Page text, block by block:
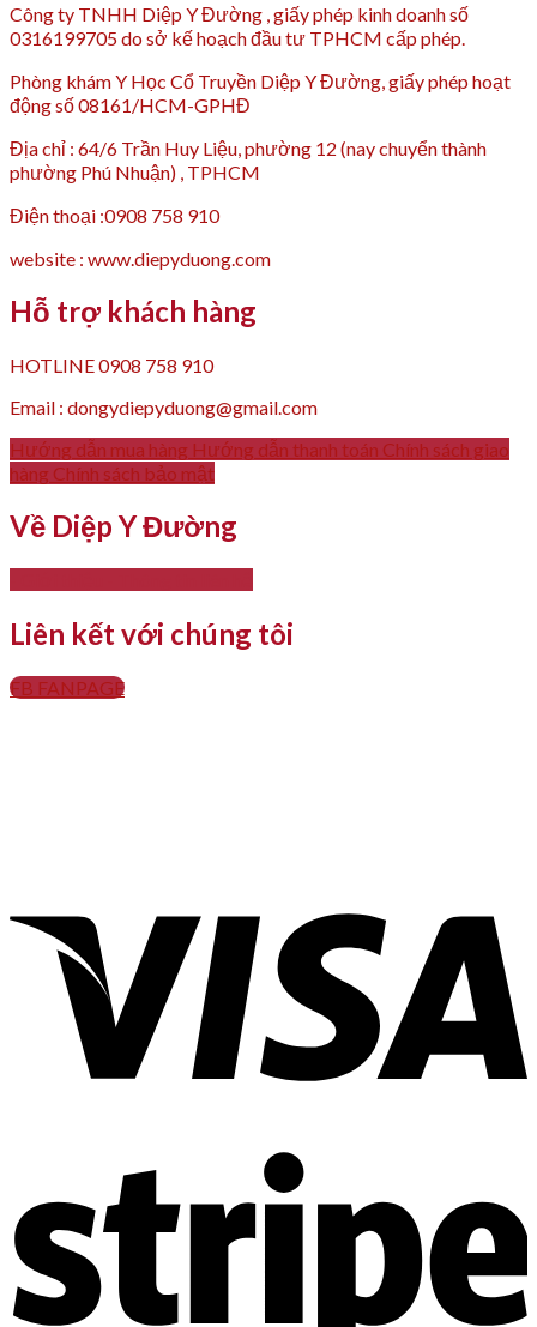
Công ty TNHH Diệp Y Đường , giấy phép kinh doanh số
0316199705 do sở kế hoạch đầu tư TPHCM cấp phép.
Phòng khám Y Học Cổ Truyền Diệp Y Đường, giấy phép hoạt
động số 08161/HCM-GPHĐ
Địa chỉ : 64/6 Trần Huy Liệu, phường 12 (nay chuyển thành
phường Phú Nhuận) , TPHCM
Điện thoại :0908 758 910
website : www.diepyduong.com
Hỗ trợ khách hàng
HOTLINE 0908 758 910
Email : dongydiepyduong@gmail.com
Hướng dẫn mua hàng Hướng dẫn thanh toán Chính sách giao
hàng Chính sách bảo mật
Về Diệp Y Đường
Liên kết với chúng tôi
FB FANPAGE